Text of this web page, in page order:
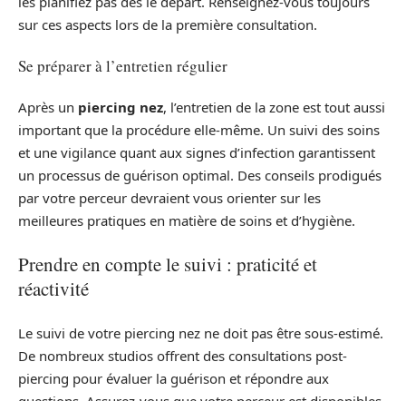
sur ces aspects lors de la première consultation.
Se préparer à l’entretien régulier
Après un piercing nez, l’entretien de la zone est tout aussi
important que la procédure elle-même. Un suivi des soins
et une vigilance quant aux signes d’infection garantissent
un processus de guérison optimal. Des conseils prodigués
par votre perceur devraient vous orienter sur les
meilleures pratiques en matière de soins et d’hygiène.
Prendre en compte le suivi : praticité et
réactivité
Le suivi de votre piercing nez ne doit pas être sous-estimé.
De nombreux studios offrent des consultations post-
piercing pour évaluer la guérison et répondre aux